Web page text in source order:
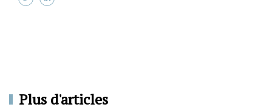
Plus d'articles